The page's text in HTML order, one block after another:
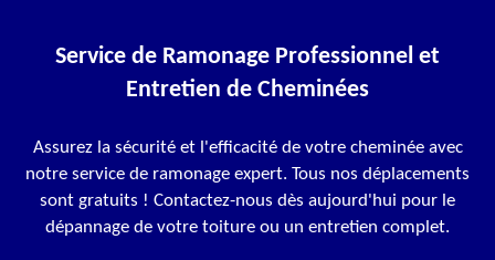
Service de Ramonage Professionnel et
Entretien de Cheminées
Assurez la sécurité et l'efficacité de votre cheminée avec
notre service de ramonage expert. Tous nos déplacements
sont gratuits ! Contactez-nous dès aujourd'hui pour le
dépannage de votre toiture ou un entretien complet.